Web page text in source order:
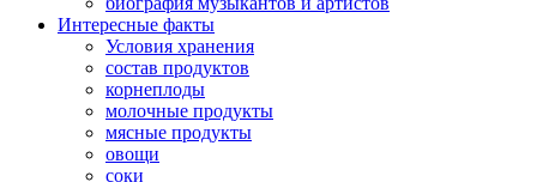
Интересные факты
Условия хранения
состав продуктов
корнеплоды
молочные продукты
мясные продукты
овощи
соки